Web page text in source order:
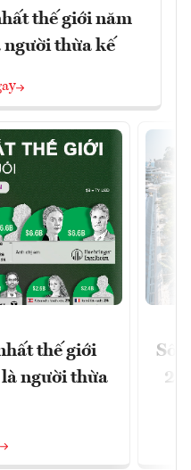
thế giới năm
người thừa kế
thế giới
người thừa
Số